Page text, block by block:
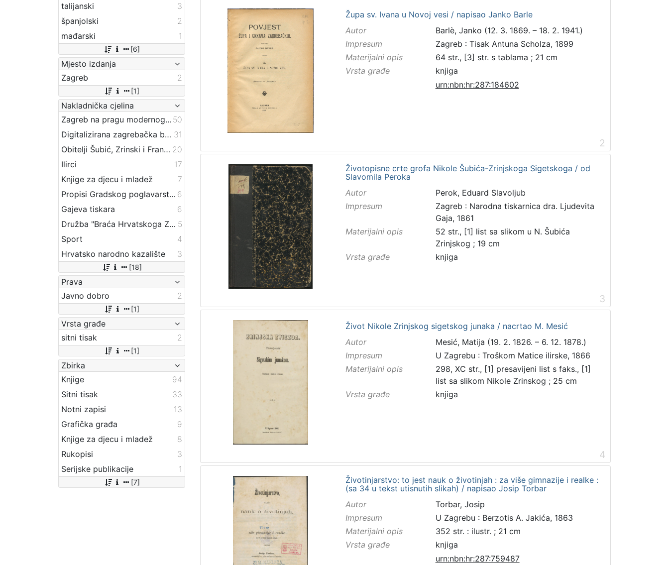
talijanski
3
španjolski
2
mađarski
1
[6]
Mjesto izdanja
Zagreb
2
[1]
Nakladnička cjelina
Zagreb na pragu modernog doba 50
Digitalizirana zagrebačka baština 31
Obitelji Šubić, Zrinski i Frankopan 20
Ilirci
17
Knjige za djecu i mladež
7
Propisi Gradskog poglavarstva 6
Gajeva tiskara
6
Družba "Braća Hrvatskoga Zmaja" 5
Sport
4
Hrvatsko narodno kazalište
3
[18]
Prava
Javno dobro
2
[1]
Vrsta građe
sitni tisak
2
[1]
Zbirka
Knjige
94
Sitni tisak
33
Notni zapisi
13
Grafička građa
9
Knjige za djecu i mladež
8
Rukopisi
3
Serijske publikacije
1
[7]
Župa sv. Ivana u Novoj vesi / napisao Janko Barle
Autor
Barlè, Janko (12. 3. 1869. – 18. 2. 1941.)
Impresum
Zagreb : Tisak Antuna Scholza, 1899
Materijalni opis
64 str., [3] str. s tablama ; 21 cm
Vrsta građe
knjiga
urn:nbn:hr:287:184602
2
Životopisne crte grofa Nikole Šubića-Zrinjskoga Sigetskoga / od
Slavomila Peroka
Autor
Perok, Eduard Slavoljub
Impresum
Zagreb : Narodna tiskarnica dra. Ljudevita
Gaja, 1861
Materijalni opis
52 str., [1] list sa slikom u N. Šubića
Zrinjskog ; 19 cm
Vrsta građe
knjiga
3
Život Nikole Zrinjskog sigetskog junaka / nacrtao M. Mesić
Autor
Mesić, Matija (19. 2. 1826. – 6. 12. 1878.)
Impresum
U Zagrebu : Troškom Matice ilirske, 1866
Materijalni opis
298, XC str., [1] presavijeni list s faks., [1]
list sa slikom Nikole Zrinskog ; 25 cm
Vrsta građe
knjiga
4
Životinjarstvo: to jest nauk o životinjah : za više gimnazije i realke :
(sa 34 u tekst utisnutih slikah) / napisao Josip Torbar
Autor
Torbar, Josip
Impresum
U Zagrebu : Berzotis A. Jakića, 1863
Materijalni opis
352 str. : ilustr. ; 21 cm
Vrsta građe
knjiga
urn:nbn:hr:287:759487